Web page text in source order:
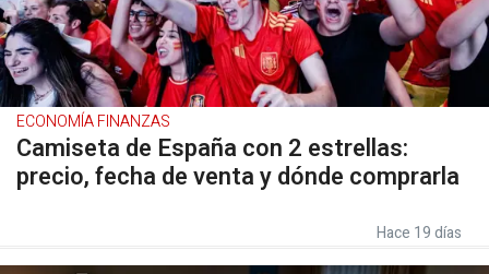
ECONOMÍA FINANZAS
Camiseta de España con 2 estrellas:
precio, fecha de venta y dónde comprarla
Hace 19 días